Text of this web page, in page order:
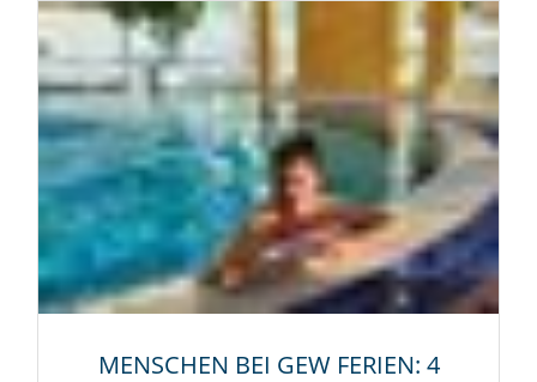
MENSCHEN BEI GEW FERIEN: 4